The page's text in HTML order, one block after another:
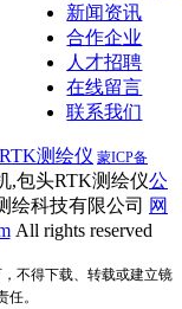
新闻资讯
合作企业
人才招聘
在线留言
联系我们
蒙ICP备
公
绘科技有限公司 网
All rights reserved
不得下载、转载或建立镜
。